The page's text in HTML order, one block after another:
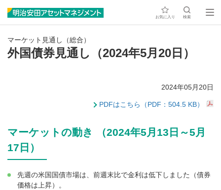
お気に入り 検索
マーケット見通し（総合）
外国債券見通し（2024年5月20日）
2024年05月20日
PDFはこちら（PDF：504.5 KB）
マーケットの動き （2024年5月13日～5月
17日）
先週の米国国債市場は、前週末比で金利は低下しました（債券
価格は上昇）。